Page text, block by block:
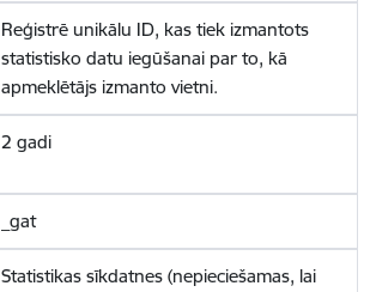
Reģistrē unikālu ID, kas tiek izmantots
statistisko datu iegūšanai par to, kā
apmeklētājs izmanto vietni.
2 gadi
_gat
Statistikas sīkdatnes (nepieciešamas, lai